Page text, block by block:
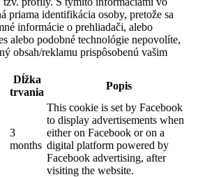
priama identifikácia osoby, pretože sa
informácie o prehliadači, alebo
alebo podobné technológie nepovolíte,
obsah/reklamu prispôsobenú vašim
Dĺžka
trvania
Popis
3
months
This cookie is set by Facebook
to display advertisements when
either on Facebook or on a
digital platform powered by
Facebook advertising, after
visiting the website.